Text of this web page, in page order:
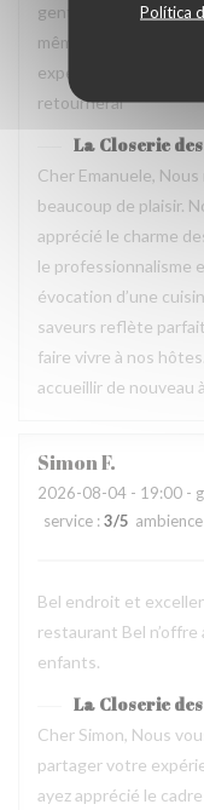
Política
gentil et amable avec
même temps, avec
experience que
retournerai
La Closerie
Cher Emanuele,
beaucoup de plaisir.
apprécié le charme
le professionnalisme
évocation d’une
saveurs reflète
faire vivre à nos
accueillir de nouveau
SimonF
2026-08-04 - 19:00 -
service : 3/5 ambience
Bel endroit et
restaurant Bel
enfants.
La Closerie
Cher Simon, Nous
partager votre
ayez apprécié le